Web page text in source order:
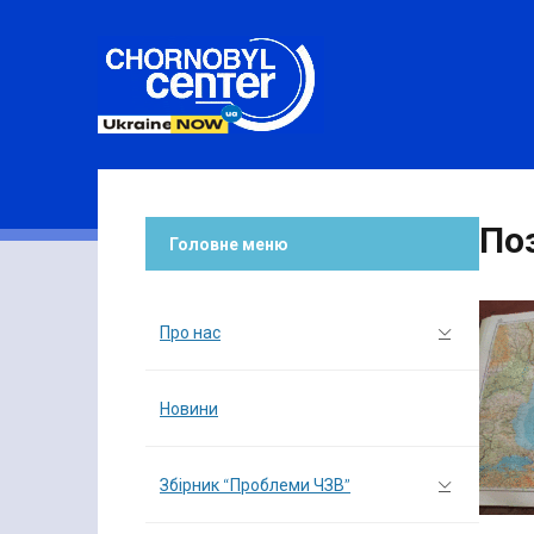
Головне меню
Про нас
Новини
Збірник “Проблеми ЧЗВ”